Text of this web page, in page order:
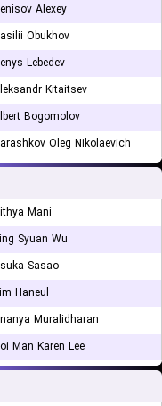
Alexey
Obukhov
Lebedev
Kitaitsev
Bogomolov
Oleg Nikolaevich
Mani
Syuan Wu
Sasao
Haneul
Muralidharan
Man Karen Lee